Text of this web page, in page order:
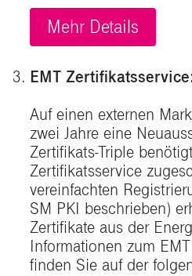
Mehr Details
EMT
Auf einen externen
zwei Jahre eine
Zertifikats-Triple
Zertifikatsservice
vereinfachten
SM PKI beschrieben)
Zertifikate aus der
Informationen zum
finden Sie auf der